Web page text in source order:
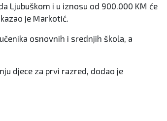
Ljubuškom i u iznosu od 900.000 KM će
je Markotić.
osnovnih i srednjih škola, a
djece za prvi razred, dodao je